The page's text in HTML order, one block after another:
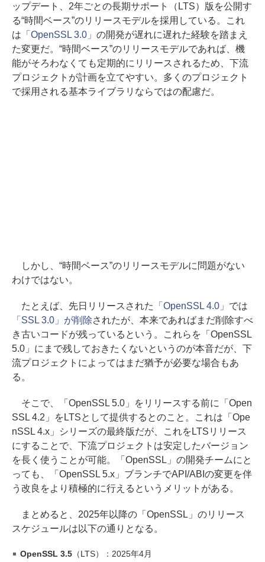
ップデート、2年ごとの長期サポート（LTS）版を公開す
る“時間ベース”のリリースモデルを採用している。これ
は 「OpenSSL 3.0」 の開発が遅れに遅れた経験を踏まえ
た変更だ。“時間ベース”のリリースモデルであれば、機
能がそろわなくても定期的にリリースされるため、下流
プロジェクトが計画を立てやすい。多くのプロジェクト
で採用される基本ライブラリならではの配慮だ。
しかし、“時間ベース”のリリースモデルに問題がない
わけではない。
たとえば、先日リリースされた 「OpenSSL 4.0」 では
「SSL 3.0」が削除されたが、本来であればまだ削除すべ
き古いコードが残っているという。これらを「OpenSSL
5.0」にまで残しておきたくないというのが本音だが、下
流プロジェクトによってはまだ猶予が必要な場合もあ
る。
そこで、「OpenSSL 5.0」をリリースする前に「Open
SSL 4.2」をLTSとして提供するとのこと。これは「Ope
nSSL 4.x」シリーズの最終版だが、これをLTSリリース
にすることで、下流プロジェクトは安定したバージョン
を長く使うことが可能。「OpenSSL」の開発チームにと
っても、「OpenSSL 5.x」ブランチでAPI/ABIの変更を伴
う改良をより積極的に行えるというメリットがある。
まとめると、2025年以降の「OpenSSL」のリリース
スケジュールは以下の通りとなる。
OpenSSL 3.5（LTS）：2025年4月